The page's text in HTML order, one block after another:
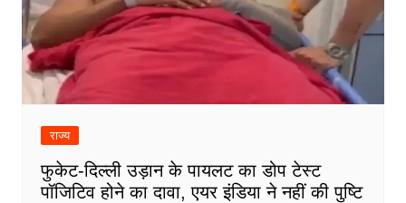
राज्य
फुकेट-दिल्ली उड़ान के पायलट का डोप टेस्ट
पॉजिटिव होने का दावा, एयर इंडिया ने नहीं की पुष्टि